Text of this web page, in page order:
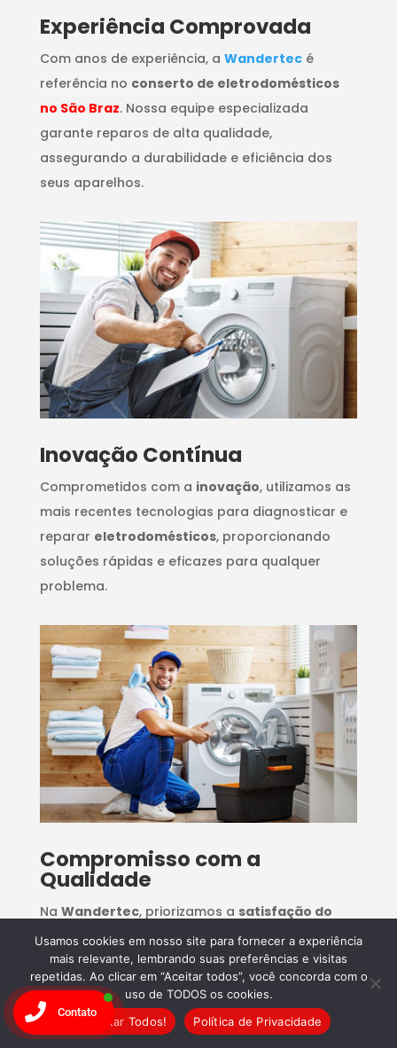
​Experiência Comprovada
Com anos de experiência, a Wandertecé
referência no conserto de eletrodomésticos
no São Braz. Nossa equipe especializada
garante reparos de alta qualidade,
assegurando a durabilidade e eficiência dos
seus aparelhos.
Inovação Contínua
Comprometidos com a inovação, utilizamos as
mais recentes tecnologias para diagnosticar e
reparar eletrodomésticos, proporcionando
soluções rápidas e eficazes para qualquer
problema.
Compromisso com a
Qualidade
Na Wandertec, priorizamos a satisfação do
cliente. Nossos serviços são realizados com
excelência, garantindo que seu
eletrodomésticofuncione como novo.Confie
na Wandertec e agende seu conserto hoje
mesmo!
Usamos cookies em nosso site para fornecer a experiência
mais relevante, lembrando suas preferências e visitas
repetidas. Ao clicar em “Aceitar todos”, você concorda com o
uso de TODOS os cookies.
Aceitar Todos!
Política de Privacidade
Contato